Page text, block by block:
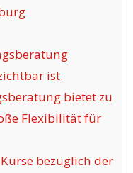
ist.
bietet zu
Flexibilität für
bezüglich der